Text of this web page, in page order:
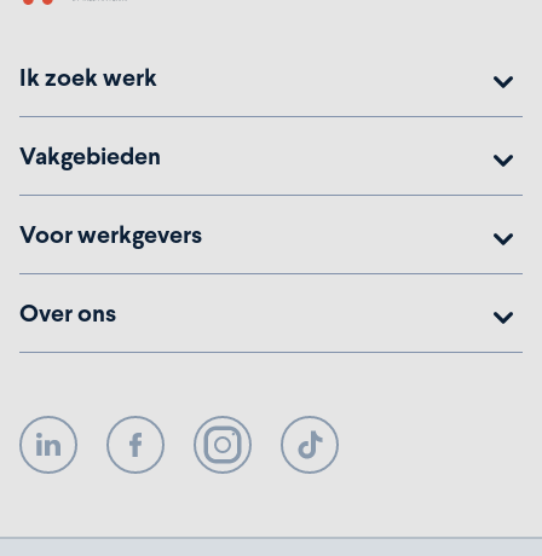
Ik zoek werk
Vakgebieden
Voor werkgevers
Over ons
LinkedIn FacebookInstagramTikTok